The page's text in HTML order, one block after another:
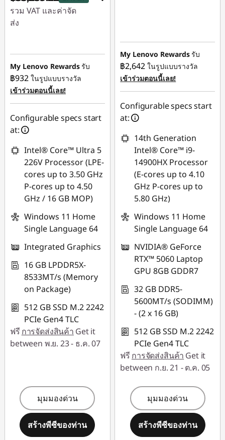
รวม VAT และค่าจัด
ส่ง
฿12,066.76
หรือ
การประหยัด
eCoupon :-
฿12,396.53
*Savings cannot be
ใช้ eCoupon :
MIDNIGHT
My Lenovo Rewardsรับ
฿932 ในรูปแบบรางวัล
เข้าร่วมตอนนี้เลย!
Configurable specs start
at:
Intel® Core™ Ultra 5
226V Processor (LPE-
cores up to 3.50 GHz
P-cores up to 4.50
GHz / 16 GB MOP)
Windows 11 Home
Single Language 64
Integrated Graphics
16 GB LPDDR5X-
8533MT/s (Memory
on Package)
512 GB SSD M.2 2242
PCIe Gen4 TLC
ฟรี การจัดส่งสินค้า Get it
between พ.ย. 23 - ธ.ค. 07
มุมมองด่วน
สร้างพีซีของท่าน
My Lenovo Rewardsรับ
฿2,642 ในรูปแบบรางวัล
เข้าร่วมตอนนี้เลย!
Configurable specs start
at:
14th Generation
Intel® Core™ i9-
14900HX Processor
(E-cores up to 4.10
GHz P-cores up to
5.80 GHz)
Windows 11 Home
Single Language 64
NVIDIA® GeForce
RTX™ 5060 Laptop
GPU 8GB GDDR7
32 GB DDR5-
5600MT/s (SODIMM)
- (2 x 16 GB)
512 GB SSD M.2 2242
PCIe Gen4 TLC
ฟรี การจัดส่งสินค้า Get it
between ก.ย. 21 - ต.ค. 05
มุมมองด่วน
สร้างพีซีของท่าน